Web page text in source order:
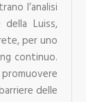
l’analisi
della Luiss,
per uno
continuo.
delle